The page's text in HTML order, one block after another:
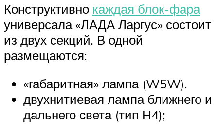
Конструктивно каждая блок-фара
универсала «ЛАДА Ларгус» состоит
из двух секций. В одной
размещаются:
«габаритная» лампа (W5W).
двухнитиевая лампа ближнего и
дальнего света (тип Н4);